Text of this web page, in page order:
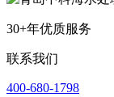
30+年优质服务
联系我们
400-680-1798